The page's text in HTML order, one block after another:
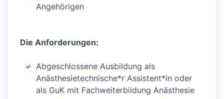
Angehörigen
Die Anforderungen:
Abgeschlossene Ausbildung als
Anästhesietechnische*r Assistent*in oder
als GuK mit Fachweiterbildung Anästhesie